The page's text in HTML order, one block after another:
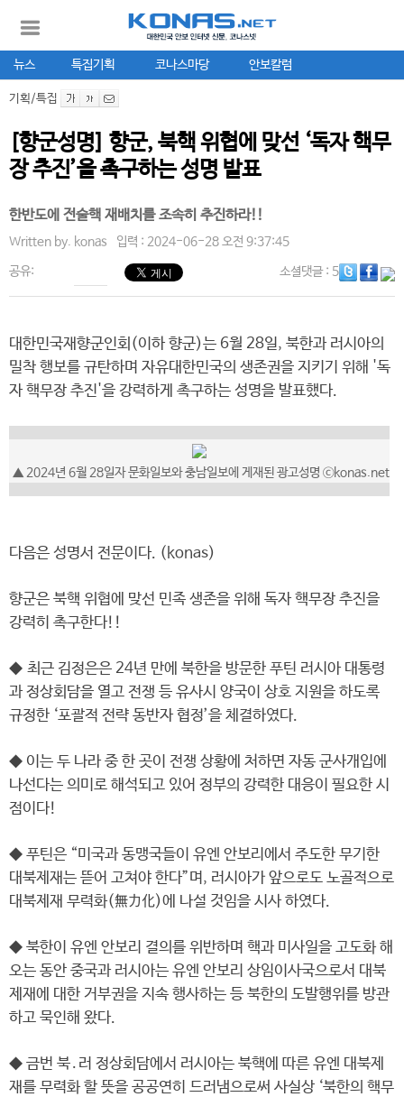
뉴스 특집기획 코나스마당 안보칼럼
기획/특집
[향군성명] 향군, 북핵 위협에 맞선 ‘독자 핵무
장 추진’을 촉구하는 성명 발표
한반도에 전술핵 재배치를 조속히 추진하라!!
Written by. konas 입력 : 2024-06-28 오전 9:37:45
공유: 소셜댓글: 5
대한민국재향군인회(이하 향군)는 6월 28일, 북한과 러시아의
밀착 행보를 규탄하며 자유대한민국의 생존권을 지키기 위해 '독
자 핵무장 추진'을 강력하게 촉구하는 성명을 발표했다.
▲ 2024년 6월 28일자 문화일보와 충남일보에 게재된 광고성명 ⓒkonas.net
다음은 성명서 전문이다. (konas)
향군은 북핵 위협에 맞선 민족 생존을 위해 독자 핵무장 추진을
강력히 촉구한다!!
◆ 최근 김정은은 24년 만에 북한을 방문한 푸틴 러시아 대통령
과 정상회담을 열고 전쟁 등 유사시 양국이 상호 지원을 하도록
규정한 ‘포괄적 전략 동반자 협정’을 체결하였다.
◆ 이는 두 나라 중 한 곳이 전쟁 상황에 처하면 자동 군사개입에
나선다는 의미로 해석되고 있어 정부의 강력한 대응이 필요한 시
점이다!
◆ 푸틴은 “미국과 동맹국들이 유엔 안보리에서 주도한 무기한
대북제재는 뜯어 고쳐야 한다”며, 러시아가 앞으로도 노골적으로
대북제재 무력화(無力化)에 나설 것임을 시사 하였다.
◆ 북한이 유엔 안보리 결의를 위반하며 핵과 미사일을 고도화 해
오는 동안 중국과 러시아는 유엔 안보리 상임이사국으로서 대북
제재에 대한 거부권을 지속 행사하는 등 북한의 도발행위를 방관
하고 묵인해 왔다.
◆ 금번 북․러 정상회담에서 러시아는 북핵에 따른 유엔 대북제
재를 무력화 할 뜻을 공공연히 드러냄으로써 사실상 ‘북한의 핵무